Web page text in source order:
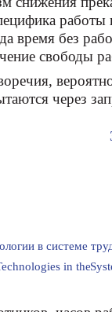
работы
время без
свободы
через
в системе
echnologies in theS